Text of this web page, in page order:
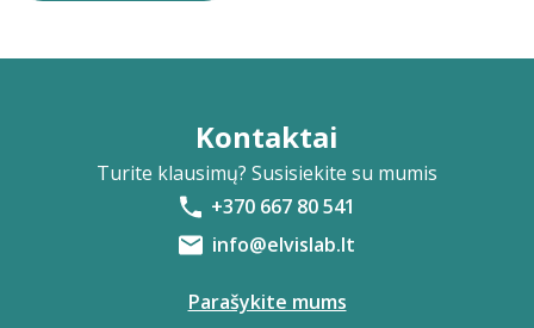
Kontaktai
Turite klausimų? Susisiekite su mumis
+370 667 80 541
info@elvislab.lt
Parašykite mums